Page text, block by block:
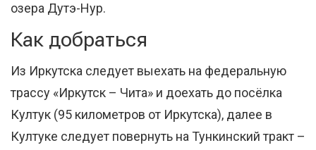
озера Дутэ-Нур.
Как добраться
Из Иркутска следует выехать на федеральную
трассу «Иркутск – Чита» и доехать до посёлка
Култук (95 километров от Иркутска), далее в
Култуке следует повернуть на Тункинский тракт –